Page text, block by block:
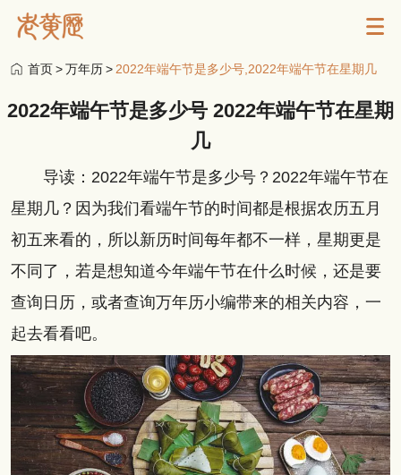
首页>万年历> 2022年端午节是多少号,2022年端午节在星期几
2022年端午节是多少号 2022年端午节在星期
几
导读：2022年端午节是多少号？2022年端午节在
星期几？因为我们看端午节的时间都是根据农历五月
初五来看的，所以新历时间每年都不一样，星期更是
不同了，若是想知道今年端午节在什么时候，还是要
查询日历，或者查询万年历小编带来的相关内容，一
起去看看吧。